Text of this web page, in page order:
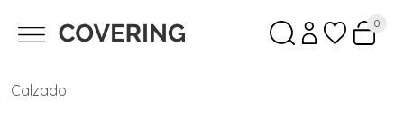
0
Calzado